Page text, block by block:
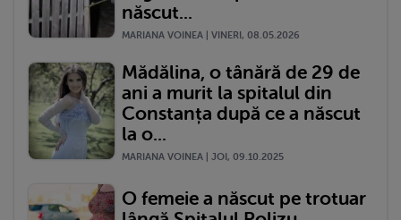
născut...
MARIANA VOINEA | VINERI, 08.05.2026
Mădălina, o tânără de 29 de
ani a murit la spitalul din
Constanța după ce a născut
la o...
MARIANA VOINEA | JOI, 09.10.2025
O femeie a născut pe trotuar